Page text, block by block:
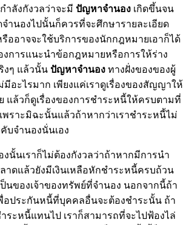
ำลังกังวลว่าจะมี ปัญหาจำนอง เกิดขึ้นจน
ำนองไปนั้นก็ควรที่จะศึกษารายละเอียด
ออาจจะใช้บริการของนักกฎหมายเอาก็ได้
งการแนะนำข้อกฎหมายหรือการให้ร่าง
งๆ แล้วนั้น ปัญหาจำนอง ทางฝั่งของของผู้
อะไรมาก เพียงแค่เราดูเรื่องของสัญญาให้
แล้วก็ดูเรื่องของการชำระหนี้ให้ครบตามที่
ราะมิฉะนั้นแล้วถ้าหากว่าเราชำระหนี้ไม่
บจำนองนั่นเอง
นั้นเราก็ไม่ต้องกังวลว่าถ้าหากมีการนำ
าดแล้วยังมีเงินเหลือหักชำระหนี้ครบถ้วน
นของเจ้าของทรัพย์ที่จำนอง นอกจากนี้ถ้า
พื่อประกันหนี้ที่บุคคลอื่นจะต้องชำระนั้น ถ้า
ระหนี้แทนไป เราก็สามารถที่จะไปฟ้องไล่